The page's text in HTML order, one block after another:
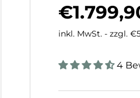
inkl. MwSt. - zzgl.
4